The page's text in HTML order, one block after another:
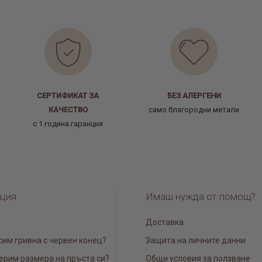
СЕРТИФИКАТ ЗА
КАЧЕСТВО
с 1 година гаранция
БЕЗ АЛЕРГЕНИ
само благородни метали
гривна с червен конец?
размера на пръста си?
Имаш нужда от помощ?
Доставка
Защита на личните данни
Общи условия за ползване